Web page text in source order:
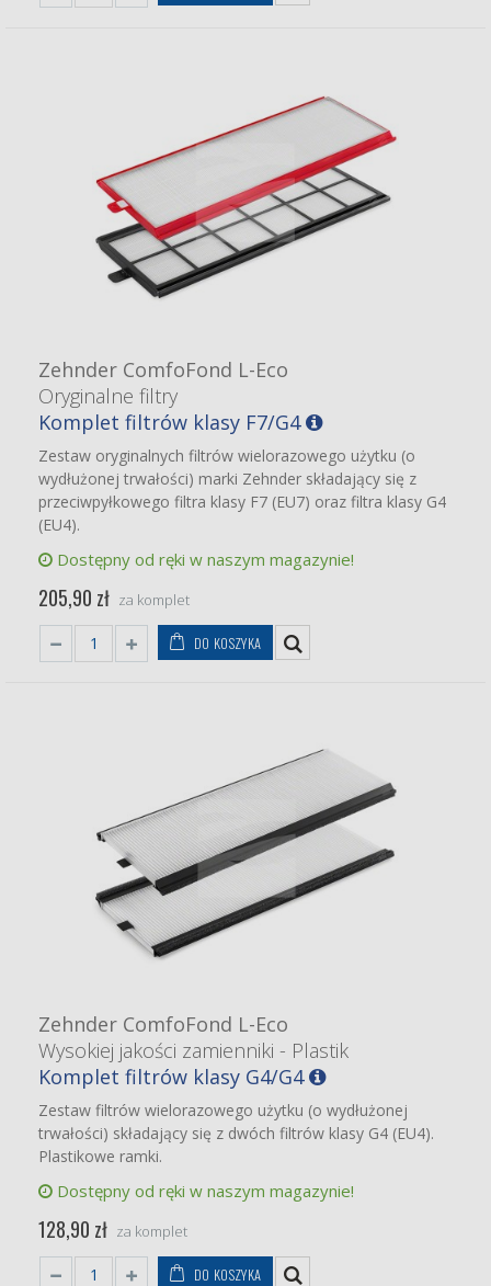
Zehnder ComfoFond L-Eco
Oryginalne filtry
Komplet filtrów klasy F7/G4
Zestaw oryginalnych filtrów wielorazowego użytku (o
wydłużonej trwałości) marki Zehnder składający się z
przeciwpyłkowego filtra klasy F7 (EU7) oraz filtra klasy G4
(EU4).
Dostępny od ręki w naszym magazynie!
205,90 zł za komplet
DO KOSZYKA
Zehnder ComfoFond L-Eco
Wysokiej jakości zamienniki - Plastik
Komplet filtrów klasy G4/G4
Zestaw filtrów wielorazowego użytku (o wydłużonej
trwałości) składający się z dwóch filtrów klasy G4 (EU4).
Plastikowe ramki.
Dostępny od ręki w naszym magazynie!
128,90 zł za komplet
DO KOSZYKA